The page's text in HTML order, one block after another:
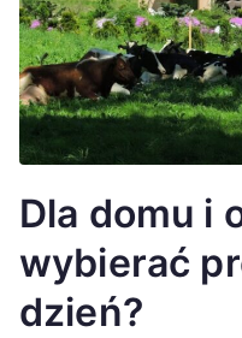
Dla domu i
wybierać
dzień?